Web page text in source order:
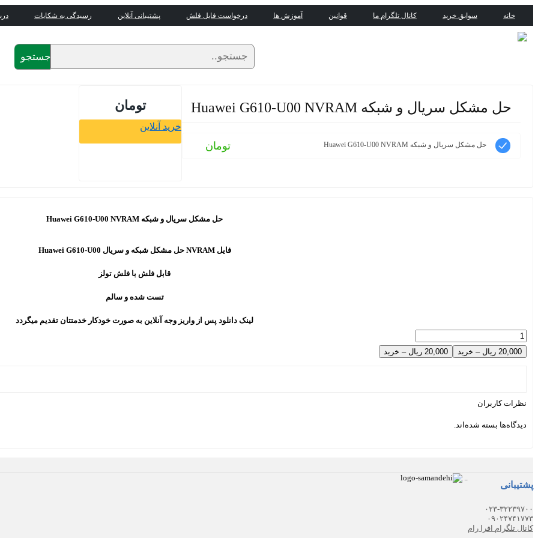
خانه سوابق خرید کانال تلگرام ما قوانین آموزش ها درخواست فایل فلش پشتیبانی آنلاین رسیدگی به شکایات
جستجو
حل مشکل سریال و شبکه Huawei G610-U00 NVRAM
حل مشکل سریال و شبکه Huawei G610-U00 NVRAM تومان
تومان
خرید آنلاین
حل مشکل سریال و شبکه Huawei G610-U00 NVRAM
فایل NVRAM حل مشکل شبکه و سریال Huawei G610-U00
قابل فلش با فلش تولز
تست شده و سالم
لینک دانلود پس از واریز وجه آنلاین به صورت خودکار خدمتتان تقدیم میگردد
20,000 ریال – خرید
نظرات کاربران
دیدگاه‌ها بسته شده‌اند.
پشتیبانی
۰۲۳-۳۲۲۳۹۷۰۰
۰۹۰۲۴۷۴۱۷۷۳
کانال تلگرام افرا رام
.
.